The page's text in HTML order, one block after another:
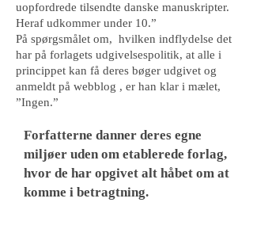
uopfordrede tilsendte danske manuskripter.
Heraf udkommer under 10.”
På spørgsmålet om, hvilken indflydelse det
har på forlagets udgivelsespolitik, at alle i
princippet kan få deres bøger udgivet og
anmeldt på webblog , er han klar i mælet,
”Ingen.”
Forfatterne danner deres egne
miljøer uden om etablerede forlag,
hvor de har opgivet alt håbet om at
komme i betragtning.